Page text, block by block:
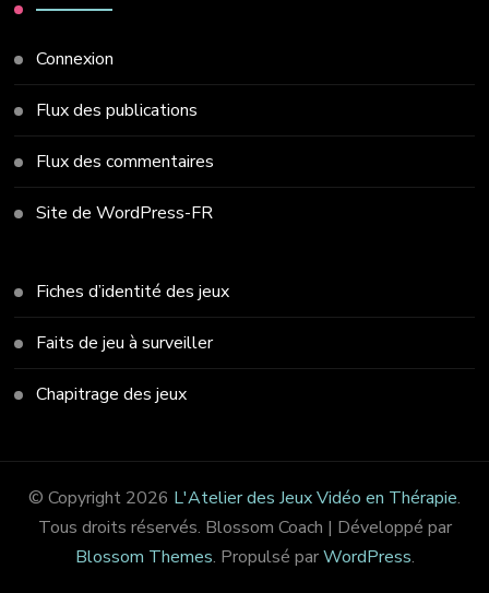
Connexion
Flux des publications
Flux des commentaires
Site de WordPress-FR
Fiches d’identité des jeux
Faits de jeu à surveiller
Chapitrage des jeux
© Copyright 2026 L'Atelier des Jeux Vidéo en Thérapie.
Tous droits réservés. Blossom Coach | Développé par
Blossom Themes. Propulsé parWordPress.